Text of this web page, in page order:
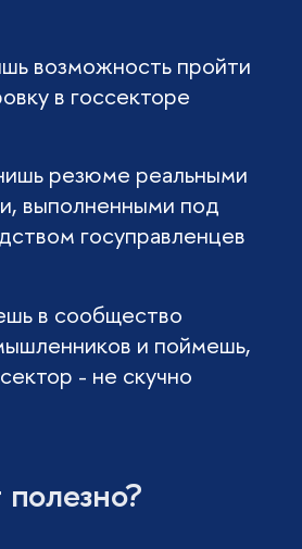
возможность пройти
в госсекторе
резюме реальными
выполненными под
госуправленцев
в сообщество
и поймешь,
- не скучно